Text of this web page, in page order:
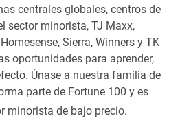
centrales globales, centros de
sector minorista, TJ Maxx,
Sierra, Winners y TK
oportunidades para aprender,
Únase a nuestra familia de
parte de Fortune 100 y es
minorista de bajo precio.